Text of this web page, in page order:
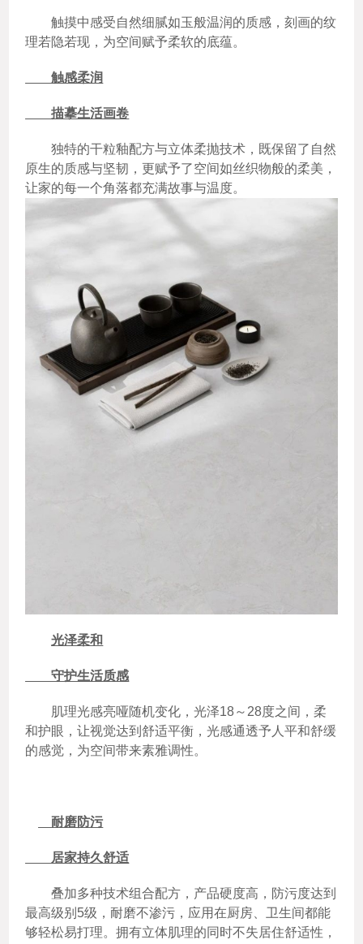
触摸中感受自然细腻如玉般温润的质感，刻画的纹
理若隐若现，为空间赋予柔软的底蕴。
触感柔润
描摹生活画卷
独特的干粒釉配方与立体柔抛技术，既保留了自然
原生的质感与坚韧，更赋予了空间如丝织物般的柔美，
让家的每一个角落都充满故事与温度。
光泽柔和
守护生活质感
肌理光感亮哑随机变化，光泽18～28度之间，柔
和护眼，让视觉达到舒适平衡，光感通透予人平和舒缓
的感觉，为空间带来素雅调性。
耐磨防污
居家持久舒适
叠加多种技术组合配方，产品硬度高，防污度达到
最高级别5级，耐磨不渗污，应用在厨房、卫生间都能
够轻松易打理。拥有立体肌理的同时不失居住舒适性，